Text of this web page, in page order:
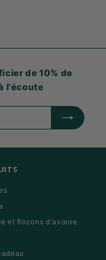
de 10% de
l'écoute
et flocons d'avoine